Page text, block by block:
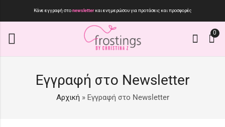
Κάνε εγγραφή στοnewsletterκαι ενημερώσου για προτάσεις και προσφορές
0
Εγγραφή στο Newsletter
Αρχική » Εγγραφή στο Newsletter